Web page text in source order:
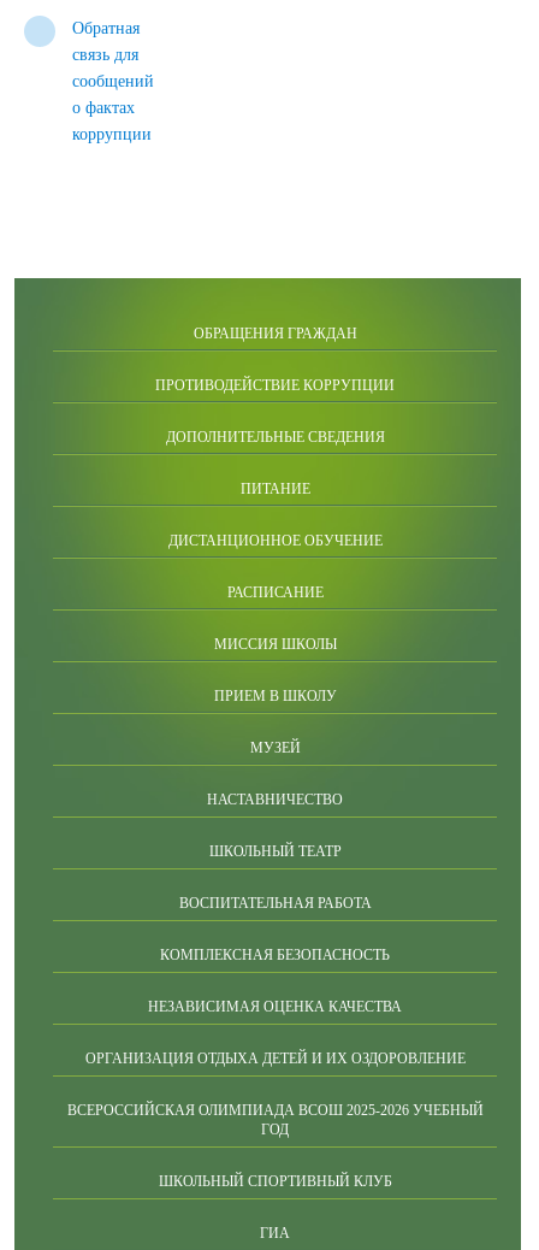
Обратная
связь для
сообщений
о фактах
коррупции
ОБРАЩЕНИЯ ГРАЖДАН
ПРОТИВОДЕЙСТВИЕ КОРРУПЦИИ
ДОПОЛНИТЕЛЬНЫЕ СВЕДЕНИЯ
ПИТАНИЕ
ДИСТАНЦИОННОЕ ОБУЧЕНИЕ
РАСПИСАНИЕ
МИССИЯ ШКОЛЫ
ПРИЕМ В ШКОЛУ
МУЗЕЙ
НАСТАВНИЧЕСТВО
ШКОЛЬНЫЙ ТЕАТР
ВОСПИТАТЕЛЬНАЯ РАБОТА
КОМПЛЕКСНАЯ БЕЗОПАСНОСТЬ
НЕЗАВИСИМАЯ ОЦЕНКА КАЧЕСТВА
ОРГАНИЗАЦИЯ ОТДЫХА ДЕТЕЙ И ИХ ОЗДОРОВЛЕНИЕ
ВСЕРОССИЙСКАЯ ОЛИМПИАДА ВСОШ 2025-2026 УЧЕБНЫЙ
ГОД
ШКОЛЬНЫЙ СПОРТИВНЫЙ КЛУБ
ГИА